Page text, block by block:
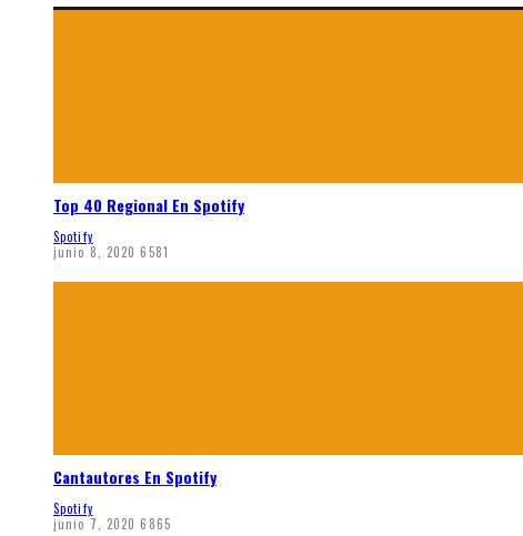
Top 40 Regional En Spotify
Spotify
junio 8, 2020 6581
Cantautores En Spotify
Spotify
junio 7, 2020 6865